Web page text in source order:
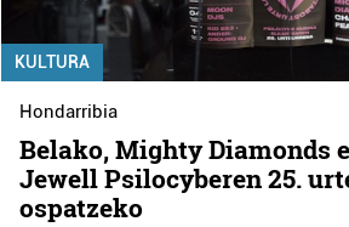
KULTURA
Hondarribia
Belako, Mighty Diamonds
Jewell Psilocyberen 25.
ospatzeko